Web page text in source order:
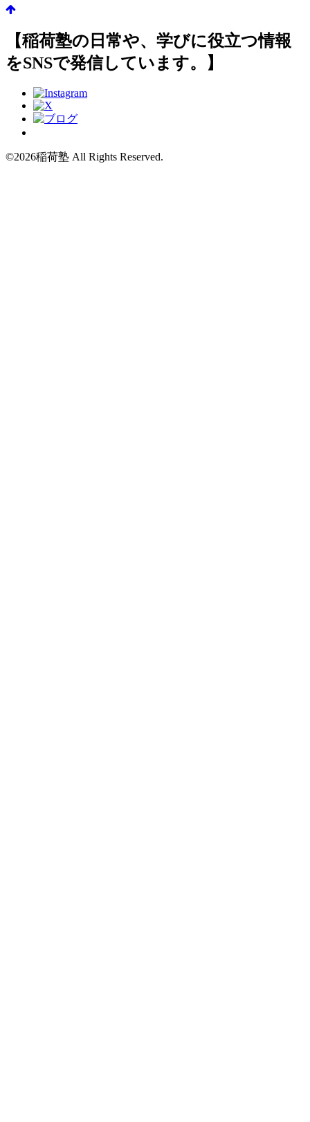
【稲荷塾の日常や、学びに役立つ情報
をSNSで発信しています。】
©2026稲荷塾 All Rights Reserved.